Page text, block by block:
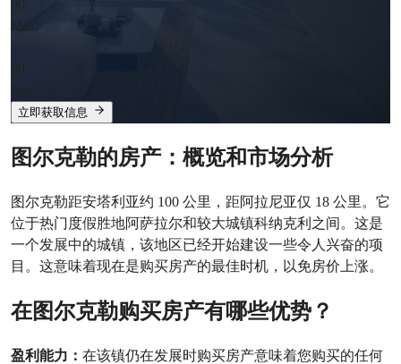
00
Min
:
00
立即获取信息
图尔克勒的房产：概览和市场分析
图尔克勒距安塔利亚约 100 公里，距阿拉尼亚仅 18 公里。它
位于热门度假胜地阿萨拉尔和较大城镇科纳克利之间。这是
一个发展中的城镇，该地区已经开始建设一些令人兴奋的项
目。这意味着现在是购买房产的最佳时机，以免房价上涨。
在图尔克勒购买房产有哪些优势？
盈利能力： 在该镇仍在发展时购买房产意味着您购买的任何